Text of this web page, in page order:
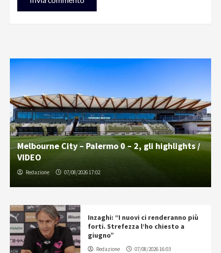
Melbourne City – Palermo 0 – 2, gli highlights /
VIDEO
Redazione 07/08/2026 17:02
Inzaghi: “I nuovi ci renderanno più
forti. Strefezza l’ho chiesto a
giugno”
Redazione 07/08/2026 16:03